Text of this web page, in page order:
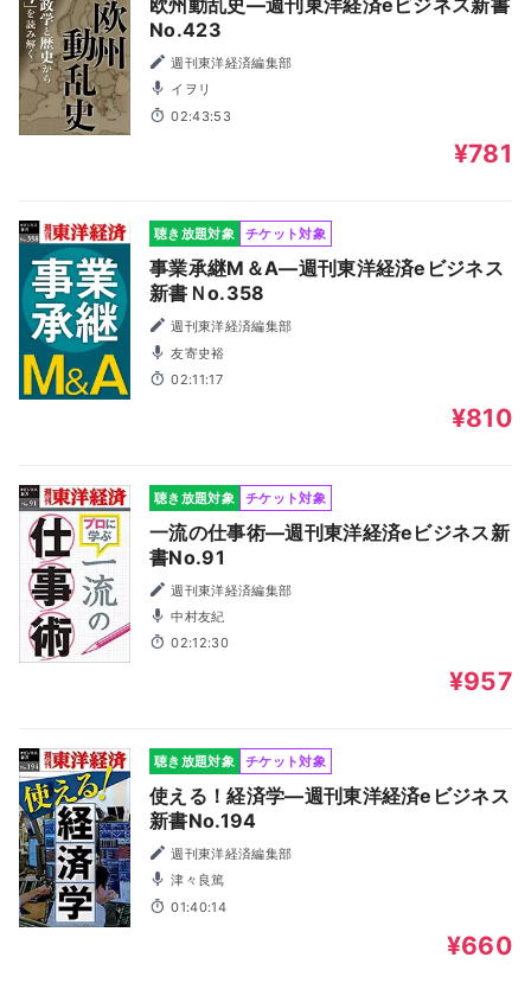
No.423
週刊東洋経済編集部
イヲリ
02:43:53
¥781
聴き放題対象 チケット対象
事業承継M＆A―週刊東洋経済eビジネス
新書Ｎo.358
週刊東洋経済編集部
友寄史裕
02:11:17
¥810
聴き放題対象 チケット対象
一流の仕事術―週刊東洋経済eビジネス新
書No.91
週刊東洋経済編集部
中村友紀
02:12:30
¥957
聴き放題対象 チケット対象
使える！経済学―週刊東洋経済eビジネス
新書No.194
週刊東洋経済編集部
津々良篤
01:40:14
¥660